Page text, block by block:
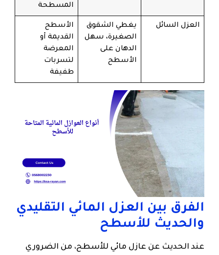
المسطحة
العزل السائل
يغطي الشقوق
الصغيرة، سهل
الدهان على
الأسطح
الأسطح
القديمة أو
المعرضة
لتسربات
طفيفة
الفرق بين العزل المائي التقليدي
والحديث للأسطح
عند الحديث عن عازل مائي للأسطح، من الضروري